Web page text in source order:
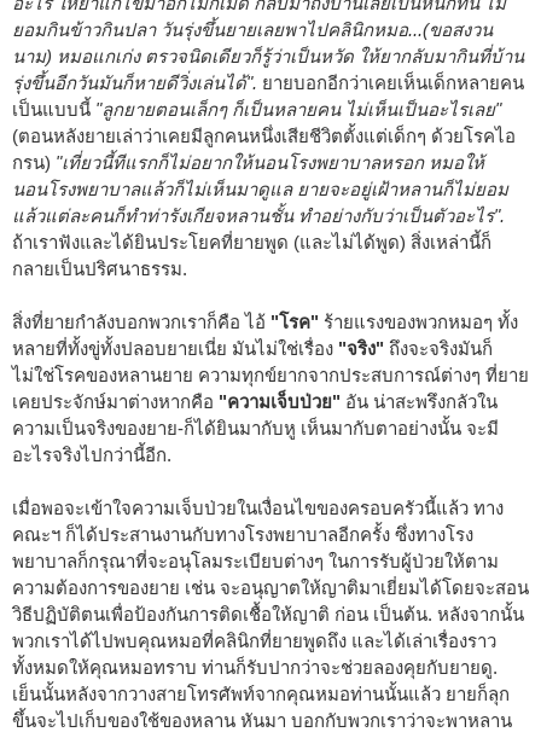
ยอมกินข้าวกินปลา วันรุ่งขึ้นยายเลยพาไปคลินิกหมอ...(ขอสงวน
นาม) หมอแกเก่ง ตรวจนิดเดียวก็รู้ว่าเป็นหวัด ให้ยากลับมากินที่บ้าน
รุ่งขึ้นอีกวันมันก็หายดีวิ่งเล่นได้". ยายบอกอีกว่าเคยเห็นเด็กหลายคน
เป็นแบบนี้ "ลูกยายตอนเล็กๆ ก็เป็นหลายคน ไม่เห็นเป็นอะไรเลย"
(ตอนหลังยายเล่าว่าเคยมีลูกคนหนึ่งเสียชีวิตตั้งแต่เด็กๆ ด้วยโรคไอ
กรน) "เที่ยวนี้ทีแรกก็ไม่อยากให้นอนโรงพยาบาลหรอก หมอให้
นอนโรงพยาบาลแล้วก็ไม่เห็นมาดูแล ยายจะอยู่เฝ้าหลานก็ไม่ยอม
แล้วแต่ละคนก็ทำท่ารังเกียจหลานชั้น ทำอย่างกับว่าเป็นตัวอะไร".
ถ้าเราฟังและได้ยินประโยคที่ยายพูด (และไม่ได้พูด) สิ่งเหล่านี้ก็
กลายเป็นปริศนาธรรม.
สิ่งที่ยายกำลังบอกพวกเราก็คือ ไอ้ "โรค" ร้ายแรงของพวกหมอๆ ทั้ง
หลายที่ทั้งขู่ทั้งปลอบยายเนี่ย มันไม่ใช่เรื่อง "จริง" ถึงจะจริงมันก็
ไม่ใช่โรคของหลานยาย ความทุกข์ยากจากประสบการณ์ต่างๆ ที่ยาย
เคยประจักษ์มาต่างหากคือ "ความเจ็บป่วย" อัน น่าสะพรึงกลัวใน
ความเป็นจริงของยาย-ก็ได้ยินมากับหู เห็นมากับตาอย่างนั้น จะมี
อะไรจริงไปกว่านี้อีก.
เมื่อพอจะเข้าใจความเจ็บป่วยในเงื่อนไขของครอบครัวนี้แล้ว ทาง
คณะฯ ก็ได้ประสานงานกับทางโรงพยาบาลอีกครั้ง ซึ่งทางโรง
พยาบาลก็กรุณาที่จะอนุโลมระเบียบต่างๆ ในการรับผู้ป่วยให้ตาม
ความต้องการของยาย เช่น จะอนุญาตให้ญาติมาเยี่ยมได้โดยจะสอน
วิธีปฏิบัติตนเพื่อป้องกันการติดเชื้อให้ญาติ ก่อน เป็นต้น. หลังจากนั้น
พวกเราได้ไปพบคุณหมอที่คลินิกที่ยายพูดถึง และได้เล่าเรื่องราว
ทั้งหมดให้คุณหมอทราบ ท่านก็รับปากว่าจะช่วยลองคุยกับยายดู.
เย็นนั้นหลังจากวางสายโทรศัพท์จากคุณหมอท่านนั้นแล้ว ยายก็ลุก
ขึ้นจะไปเก็บของใช้ของหลาน หันมา บอกกับพวกเราว่าจะพาหลาน